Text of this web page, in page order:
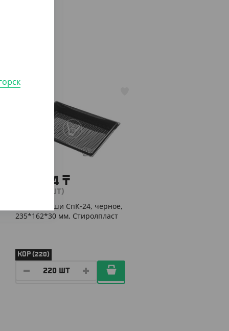
13 904 ₸
/ШТ)
Дно для суши СпК-24, черное,
235*162*30 мм, Стиролпласт
КОР (220)